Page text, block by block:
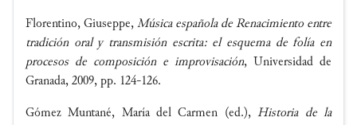
Florentino, Giuseppe, Música española de Renacimiento entre
tradición oral y transmisión escrita: el esquema de folía en
procesos de composición e improvisación, Universidad de
Granada, 2009, pp. 124-126.
Gómez Muntané, María del Carmen (ed.), Historia de la